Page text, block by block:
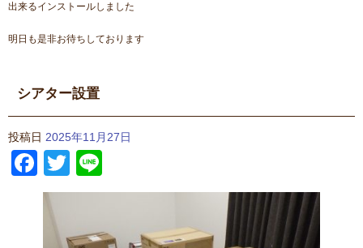
出来るインストールしました
明日も是非お待ちしております
シアター設置
投稿日 2025年11月27日
Facebook
Twitter